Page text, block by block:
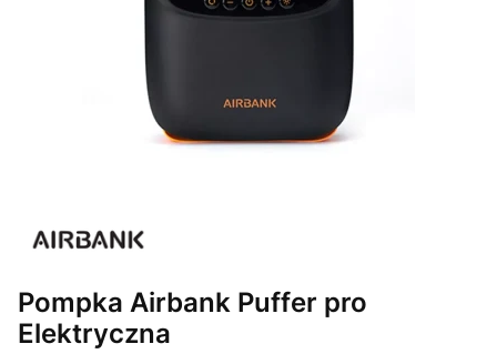
Pompka Airbank Puffer pro
Elektryczna